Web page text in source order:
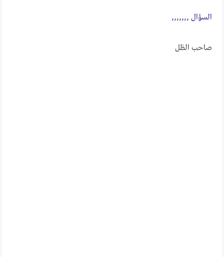
الســــؤال ,,,,,,,
صاحب الظل